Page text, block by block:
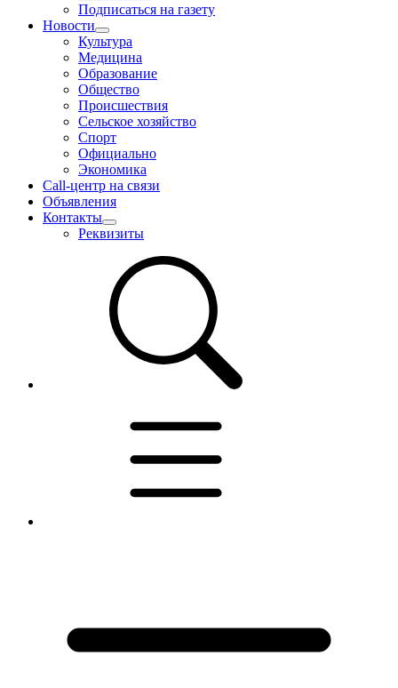
Подписаться на газету
Новости
Культура
Медицина
Образование
Общество
Происшествия
Сельское хозяйство
Спорт
Официально
Экономика
Call-центр на связи
Объявления
Контакты
Реквизиты